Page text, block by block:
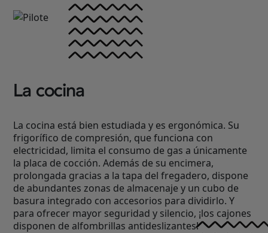
La cocina
La cocina está bien estudiada y es ergonómica. Su
frigorífico de compresión, que funciona con
electricidad, limita el consumo de gas a únicamente
la placa de cocción. Además de su encimera,
prolongada gracias a la tapa del fregadero, dispone
de abundantes zonas de almacenaje y un cubo de
basura integrado con accesorios para dividirlo. Y
para ofrecer mayor seguridad y silencio, ¡los cajones
disponen de alfombrillas antideslizantes!